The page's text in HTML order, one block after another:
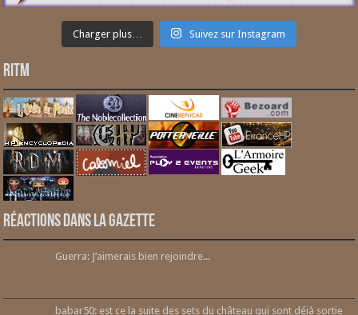
Charger plus… Suivez sur Instagram
RITM
Réactions dans la gazette
Guerra: J’aimerais bien rejoindre...
babar50: est ce la suite des sets du château qui sont déjà sortie